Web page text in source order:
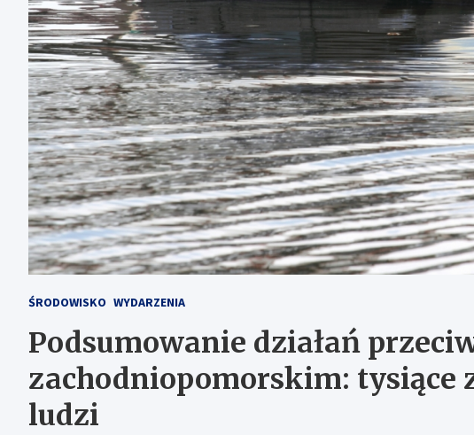
ŚRODOWISKO WYDARZENIA
Podsumowanie działań
zachodniopomorskim: tysiące
ludzi